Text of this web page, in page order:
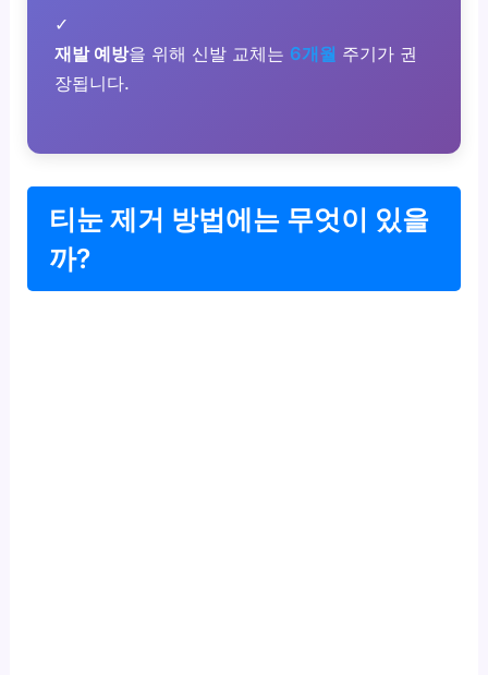
✓
재발 예방을 위해 신발 교체는 6개월 주기가 권
장됩니다.
티눈 제거 방법에는 무엇이 있을
까?